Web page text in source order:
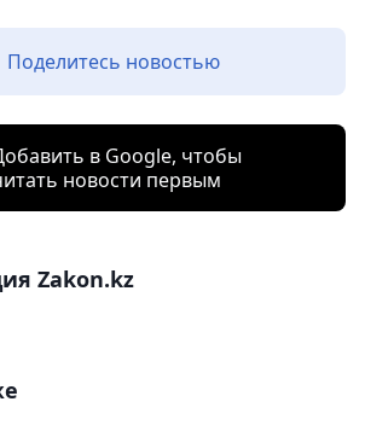
Поделитесь новостью
в Google, чтобы
новости первым
Zakon.kz